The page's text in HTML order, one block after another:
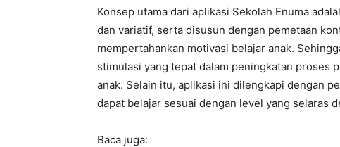
Konsep utama dari aplikasi Sekolah Enuma
dan variatif, serta disusun dengan pemetaan
mempertahankan motivasi belajar anak.
stimulasi yang tepat dalam peningkatan proses
anak. Selain itu, aplikasi ini dilengkapi dengan
dapat belajar sesuai dengan level yang selaras
Baca juga: